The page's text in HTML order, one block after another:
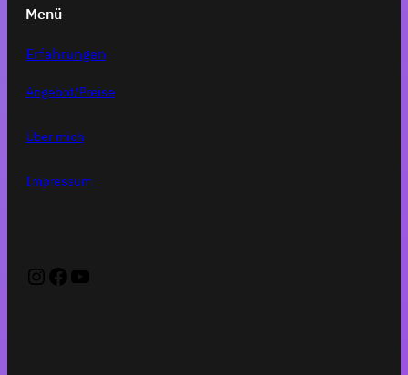
Menü
Erfahrungen
Angebot/Preise
Über mich
Impressum
Instagram
Facebook
YouTube